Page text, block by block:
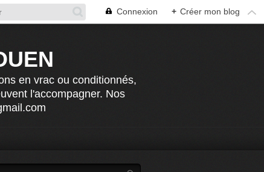
Connexion + Créer mon blog
en vrac ou conditionnés,
l'accompagner. Nos